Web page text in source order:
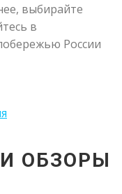
выбирайте
в
России
ОБЗОРЫ